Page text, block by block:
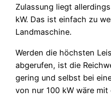
Zulassung liegt
kW. Das ist einfach zu
Landmaschine.
Werden die höchsten
abgerufen, ist die
gering und selbst bei
von nur 100 kW wäre